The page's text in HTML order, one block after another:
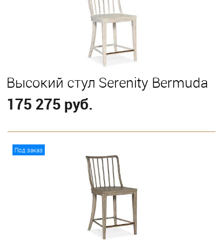
Высокий стул Serenity Bermuda
175 275 руб.
Под заказ